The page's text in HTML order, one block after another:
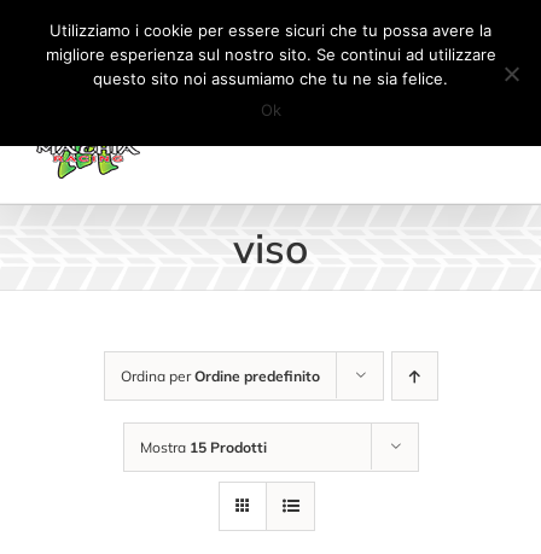
Salta
contenuto
Il mio account CARRELLO
viso
Ordina perOrdine predefinito
Mostra 15 Prodotti
Utilizziamo i cookie per essere sicuri che tu possa avere la
migliore esperienza sul nostro sito. Se continui ad utilizzare
questo sito noi assumiamo che tu ne sia felice.
Ok